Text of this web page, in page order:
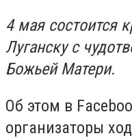
4 мая состоится
Луганску с
Божьей Матери.
Об этом в
организаторы